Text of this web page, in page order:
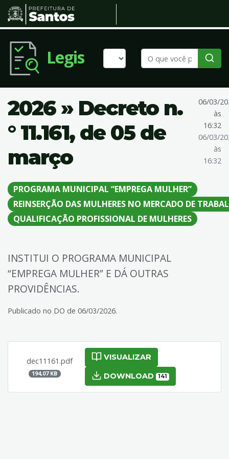
Legis
2026 » Decreto n.
° 11.161, de 05 de
março
06/03/
às
16:32
06/03/
às
16:32
PROGRAMA MUNICIPAL “EMPREGA MULHER”
REINSERÇÃO DAS MULHERES NO MERCADO DE
QUALIFICAÇÃO PROFISSIONAL DE MULHERES
INSTITUI O PROGRAMA MUNICIPAL
“EMPREGA MULHER” E DÁ OUTRAS
PROVIDÊNCIAS.
Publicado no DO de 06/03/2026.
dec11161.pdf
194,07 KB
VISUALIZAR
DOWNLOAD 141